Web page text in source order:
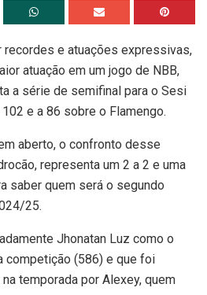
recordes e atuações expressivas,
atuação em um jogo de NBB,
a série de semifinal para o Sesi
e a 86 sobre o Flamengo.
aberto, o confronto desse
representa um 2 a 2 e uma
saber quem será o segundo
25.
Jhonatan Luz como o
competição (586) e que foi
temporada por Alexey, quem